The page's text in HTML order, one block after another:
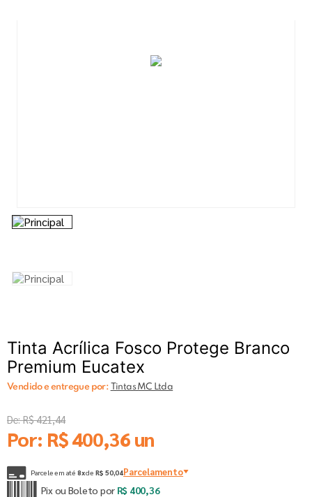
Tinta Acrílica Fosco Protege Branco
Premium Eucatex
Vendido e entregue por: Tintas MC Ltda
De:R$421,44
Por: R$400,36un
Parcele em até 8xde R$ 50,04Parcelamento
Pix ou Boleto por R$ 400,36